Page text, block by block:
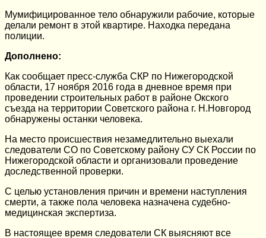
Мумифицированное тело обнаружили рабочие, которые
делали ремонт в этой квартире. Находка передана
полиции.
Дополнено:
Как сообщает пресс-служба СКР по Нижегородской
области, 17 ноября 2016 года в дневное время при
проведении строительных работ в районе Окского
съезда на территории Советского района г. Н.Новгород
обнаружены останки человека.
На место происшествия незамедлительно выехали
следователи СО по Советскому району СУ СК России по
Нижегородской области и организовали проведение
доследственной проверки.
С целью установления причин и времени наступления
смерти, а также пола человека назначена судебно-
медицинская экспертиза.
В настоящее время следователи СК выясняют все